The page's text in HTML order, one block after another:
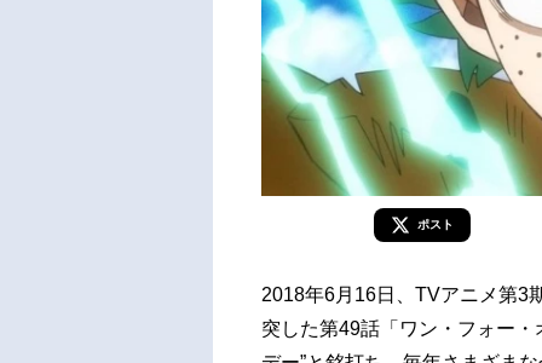
ポスト
2018年6月16日、TVアニメ第3
突した第49話「ワン・フォー